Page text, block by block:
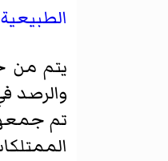
الطبيعية
يتم من
والرصد
تم